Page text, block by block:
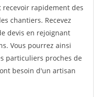
recevoir rapidement des
chantiers. Recevez
devis en rejoignant
Vous pourrez ainsi
particuliers proches de
besoin d'un artisan